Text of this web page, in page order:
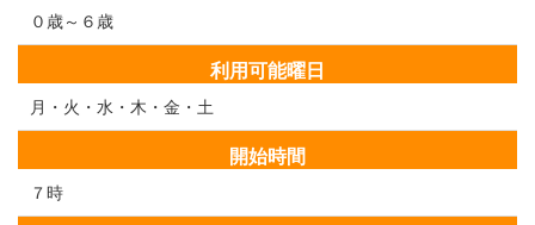
０歳～６歳
利用可能曜日
月・火・水・木・金・土
開始時間
７時